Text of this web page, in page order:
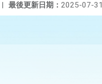
最後更新日期： 2025-07-31
|